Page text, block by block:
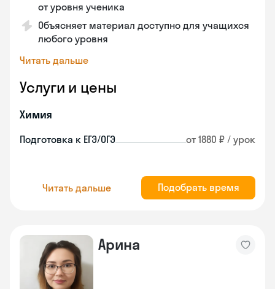
от уровня ученика
Объясняет материал доступно для учащихся
любого уровня
Читать дальше
Услуги и цены
Химия
Подготовка к ЕГЭ/ОГЭ от 1880 ₽ / урок
Читать дальше Подобрать время
Арина